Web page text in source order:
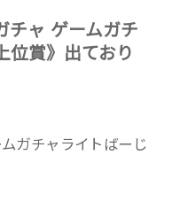
ャ ゲームガチ
位賞》出ており
ガチャライトばーじ